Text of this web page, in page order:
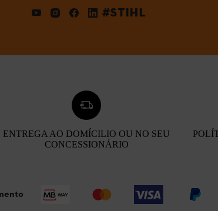
#STIHL
ENTREGA AO DOMÍCILIO OU NO SEU
CONCESSIONÁRIO